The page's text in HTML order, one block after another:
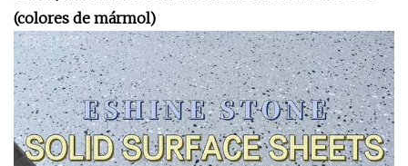
(colores de mármol)